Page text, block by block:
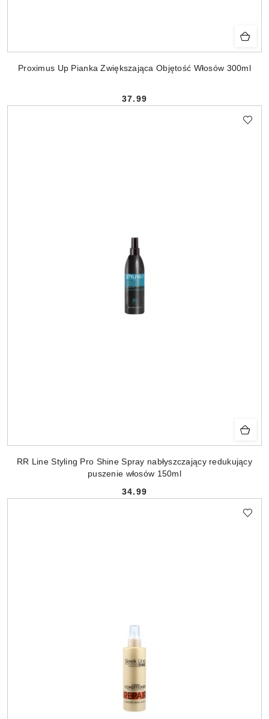
Proximus Up Pianka Zwiększająca Objętość Włosów 300ml
Cena:
37.99
RR Line Styling Pro Shine Spray nabłyszczający redukujący
puszenie włosów 150ml
Cena:
34.99